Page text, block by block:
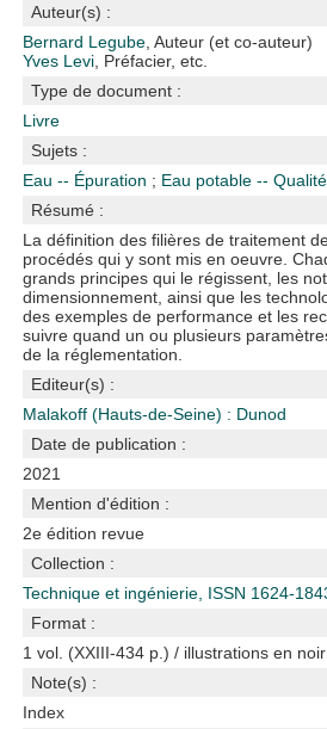
Auteur(s) :
Bernard Legube , Auteur (et co-auteur)
Yves Levi , Préfacier, etc.
Type de document :
Livre
Sujets :
Eau -- Épuration ; Eau potable --
Résumé :
La définition des filières de traitement
procédés qui y sont mis en oeuvre.
grands principes qui le régissent, les
dimensionnement, ainsi que les
des exemples de performance et les
suivre quand un ou plusieurs
de la réglementation.
Editeur(s) :
Malakoff (Hauts-de-Seine) : Dunod
Date de publication :
2021
Mention d'édition :
2e édition revue
Collection :
Technique et ingénierie, ISSN 1624-
Format :
1 vol. (XXIII-434 p.) / illustrations en
Note(s) :
Index